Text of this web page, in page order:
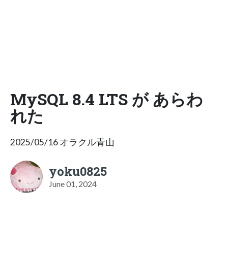
MySQL 8.4 LTS が あらわ
れた
2025/05/16 オラクル青山
yoku0825
June 01, 2024